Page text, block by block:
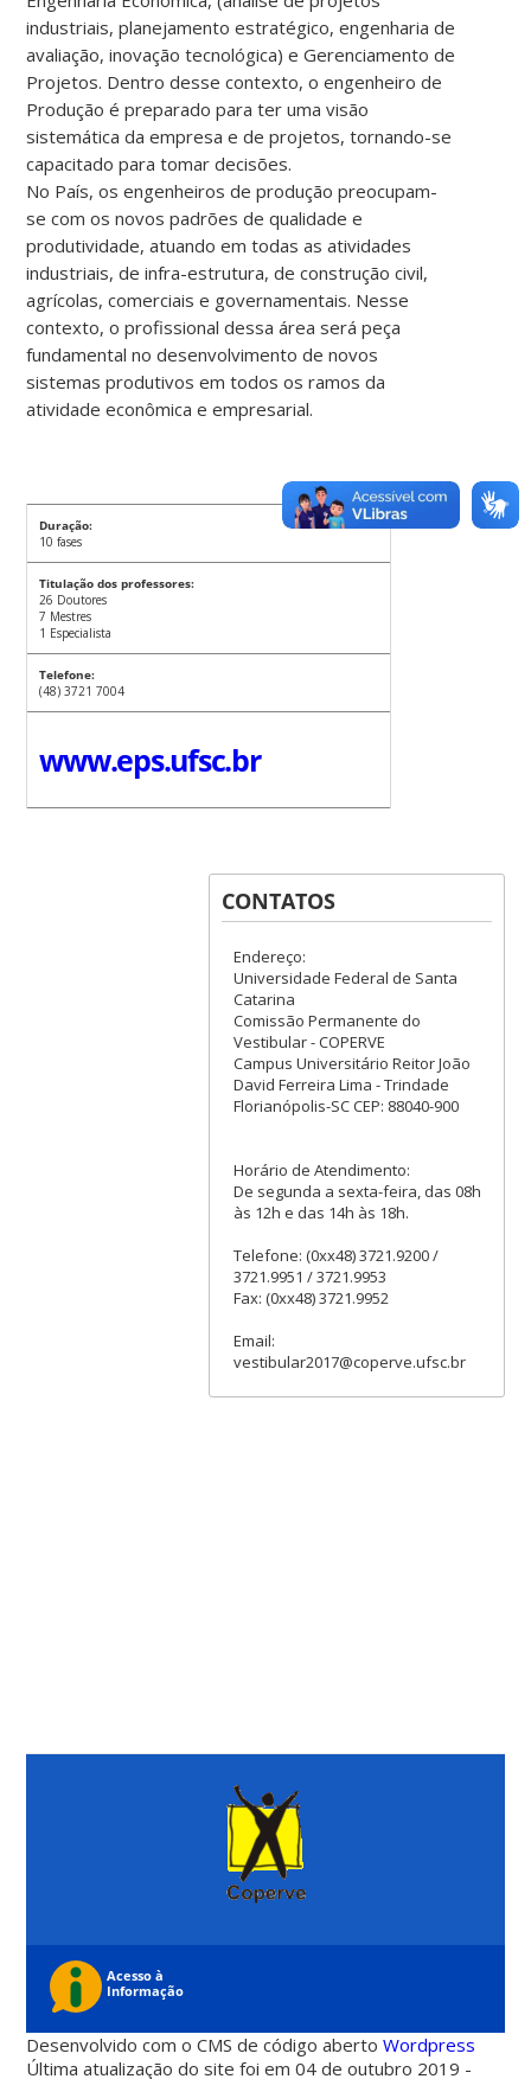
industriais, planejamento estratégico, engenharia de
avaliação, inovação tecnológica) e Gerenciamento de
Projetos. Dentro desse contexto, o engenheiro de
Produção é preparado para ter uma visão
sistemática da empresa e de projetos, tornando-se
capacitado para tomar decisões.
No País, os engenheiros de produção preocupam-
se com os novos padrões de qualidade e
produtividade, atuando em todas as atividades
industriais, de infra-estrutura, de construção civil,
agrícolas, comerciais e governamentais. Nesse
contexto, o profissional dessa área será peça
fundamental no desenvolvimento de novos
sistemas produtivos em todos os ramos da
atividade econômica e empresarial.
Duração:
10 fases
Titulação dos professores:
26 Doutores
7 Mestres
1 Especialista
Telefone:
(48) 3721 7004
www.eps.ufsc.br
CONTATOS
Endereço:
Universidade Federal de Santa
Catarina
Comissão Permanente do
Vestibular - COPERVE
Campus Universitário Reitor João
David Ferreira Lima - Trindade
Florianópolis-SC CEP: 88040-900
Horário de Atendimento:
De segunda a sexta-feira, das 08h
às 12h e das 14h às 18h.
Telefone: (0xx48) 3721.9200 /
3721.9951 / 3721.9953
Fax: (0xx48) 3721.9952
Email:
vestibular2017@coperve.ufsc.br
Desenvolvido com o CMS de código abertoWordpress
Última atualização do site foi em 04 de outubro 2019 -